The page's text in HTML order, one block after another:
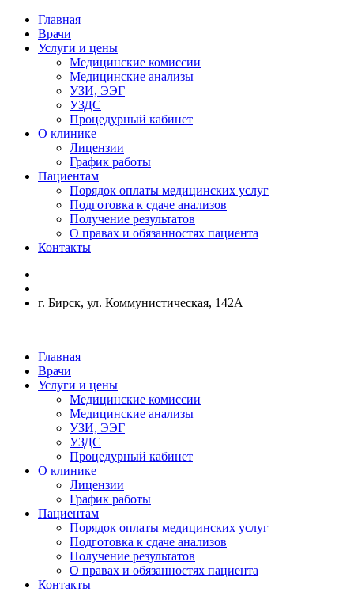
Главная
Врачи
Услуги и цены
Медицинские комиссии
Медицинские анализы
УЗИ, ЭЭГ
УЗДС
Процедурный кабинет
О клинике
Лицензии
График работы
Пациентам
Порядок оплаты медицинских услуг
Подготовка к сдаче анализов
Получение результатов
О правах и обязанностях пациента
Контакты
г. Бирск, ул. Коммунистическая, 142А
Главная
Врачи
Услуги и цены
Медицинские комиссии
Медицинские анализы
УЗИ, ЭЭГ
УЗДС
Процедурный кабинет
О клинике
Лицензии
График работы
Пациентам
Порядок оплаты медицинских услуг
Подготовка к сдаче анализов
Получение результатов
О правах и обязанностях пациента
Контакты